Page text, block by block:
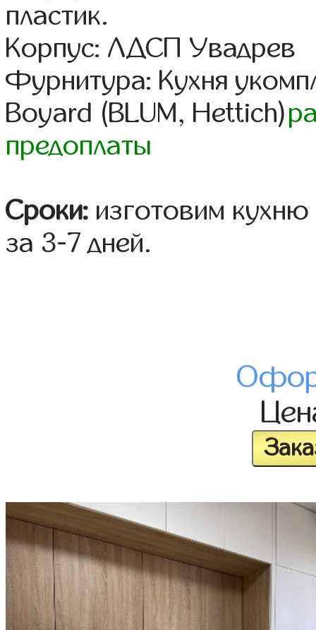
пластик.
Корпус: ЛДСП Увадрев
Фурнитура: Кухня
Boyard (BLUM, Hettich)
предоплаты
Сроки: изготовим
за 3-7 дней.